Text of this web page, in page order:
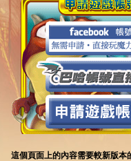
這個頁面上的內容需要較新版